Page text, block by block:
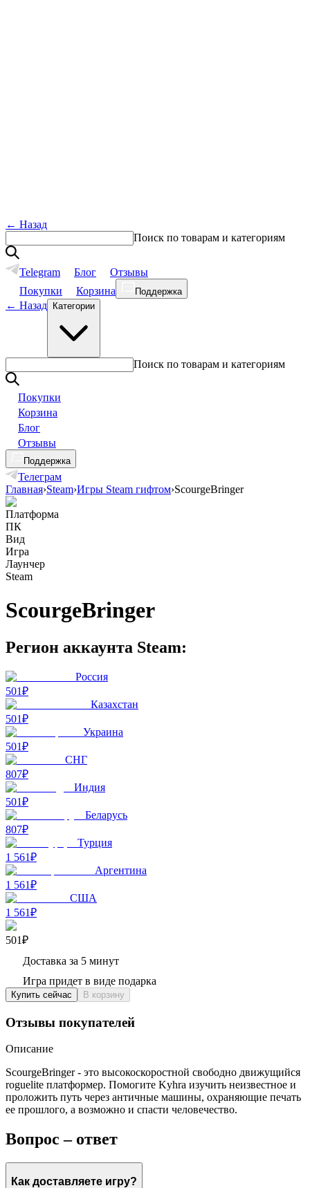
← Назад
Поиск по товарам и категориям
Telegram Блог
Отзывы
Покупки
Корзина Поддержка
← Назад Категории
Поиск по товарам и категориям
Покупки
Корзина
Блог
Отзывы
Поддержка
Телеграм
Главная›Steam›Игры Steam гифтом›ScourgeBringer
Платформа
ПК
Вид
Игра
Лаунчер
Steam
ScourgeBringer
Регион аккаунта Steam:
Россия
501₽
Казахстан
501₽
Украина
501₽
СНГ
807₽
Индия
501₽
Беларусь
807₽
Турция
1 561₽
Аргентина
1 561₽
США
1 561₽
501₽
Доставка за 5 минут
Игра придет в виде подарка
Купить сейчас В корзину
Отзывы покупателей
Описание
ScourgeBringer - это высокоскоростной свободно движущийся
roguelite платформер. Помогите Kyhra изучить неизвестное и
проложить путь через античные машины, охраняющие печать
ее прошлого, а возможно и спасти человечество.
Вопрос – ответ
Как доставляете игру?